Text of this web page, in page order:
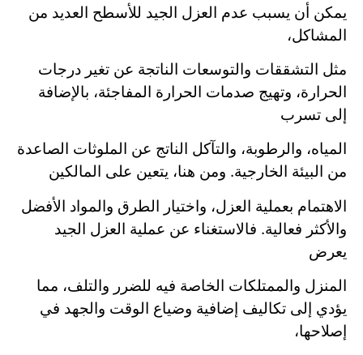
يمكن أن يسبب عدم العزل الجيد للأسطح العديد من
المشاكل،
مثل التشققات والتوسعات الناتجة عن تغير درجات
الحرارة، وتهيج صدمات الحرارة المفاجئة، بالإضافة
إلى تسرب
المياه، والرطوبة، والتآكل الناتج عن الملوثات الصاعدة
من البيئة الخارجية. ومن هنا، يتعين على المالكين
الاهتمام بعملية العزل، واختيار الطرق والمواد الأفضل
والأكثر فعالية. فالاستغناء عن عملية العزل الجيد
يعرض
المنزل والممتلكات الخاصة فيه للضرر والتلف، مما
يؤدي إلى تكاليف إضافية وضياع الوقت والجهد في
إصلاحها،